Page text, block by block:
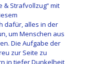
& Strafvollzug“ mit
dafür, alles in der
um Menschen aus
Die Aufgabe der
zur Seite zu
in tiefer Dunkelheit